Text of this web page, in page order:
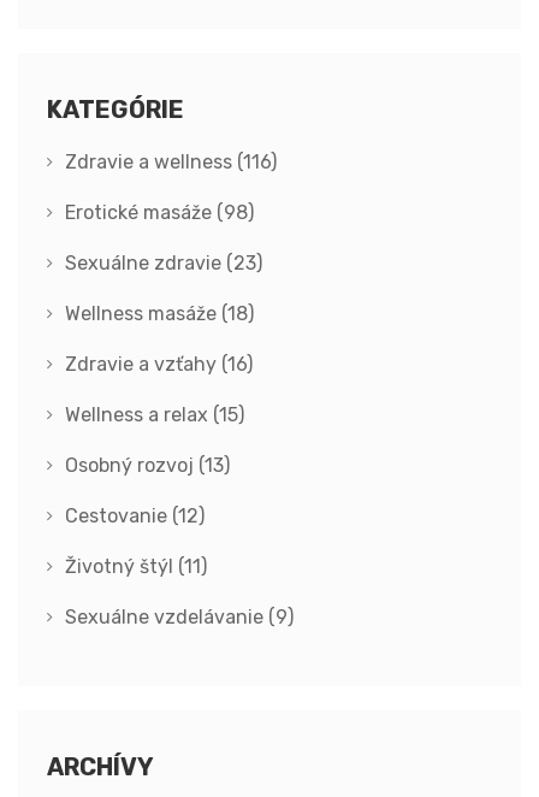
KATEGÓRIE
Zdravie a wellness (116)
Erotické masáže (98)
Sexuálne zdravie (23)
Wellness masáže (18)
Zdravie a vzťahy (16)
Wellness a relax (15)
Osobný rozvoj (13)
Cestovanie (12)
Životný štýl (11)
Sexuálne vzdelávanie (9)
ARCHÍVY